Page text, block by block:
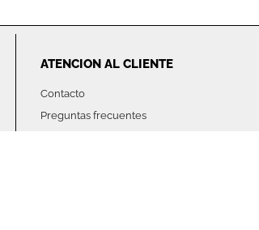
ATENCION AL CLIENTE
Contacto
Preguntas frecuentes